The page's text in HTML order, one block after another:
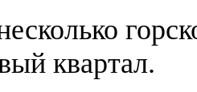
квартал.